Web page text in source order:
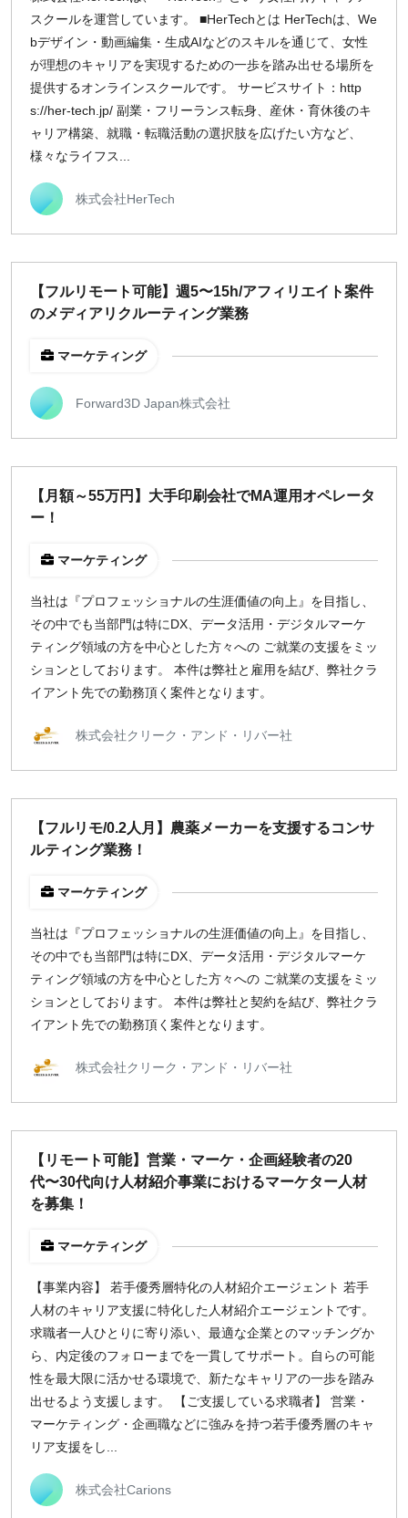
京都
福岡
募集状況
募集中のみ表示
時給
1,500 円 以上
指定なし 検索
スクールを運営しています。 ■HerTechとは HerTechは、We
bデザイン・動画編集・生成AIなどのスキルを通じて、女性
が理想のキャリアを実現するための一歩を踏み出せる場所を
提供するオンラインスクールです。 サービスサイト：http
s://her-tech.jp/ 副業・フリーランス転身、産休・育休後のキ
ャリア構築、就職・転職活動の選択肢を広げたい方など、
様々なライフス...
株式会社HerTech
【フルリモート可能】週5〜15h/アフィリエイト案件
のメディアリクルーティング業務
マーケティング
Forward3D Japan株式会社
【月額～55万円】大手印刷会社でMA運用オペレータ
ー！
マーケティング
当社は『プロフェッショナルの生涯価値の向上』を目指し、
その中でも当部門は特にDX、データ活用・デジタルマーケ
ティング領域の方を中心とした方々への ご就業の支援をミッ
ションとしております。 本件は弊社と雇用を結び、弊社クラ
イアント先での勤務頂く案件となります。
株式会社クリーク・アンド・リバー社
【フルリモ/0.2人月】農薬メーカーを支援するコンサ
ルティング業務！
マーケティング
当社は『プロフェッショナルの生涯価値の向上』を目指し、
その中でも当部門は特にDX、データ活用・デジタルマーケ
ティング領域の方を中心とした方々への ご就業の支援をミッ
ションとしております。 本件は弊社と契約を結び、弊社クラ
イアント先での勤務頂く案件となります。
株式会社クリーク・アンド・リバー社
【リモート可能】営業・マーケ・企画経験者の20
代〜30代向け人材紹介事業におけるマーケター人材
を募集！
マーケティング
【事業内容】 若手優秀層特化の人材紹介エージェント 若手
人材のキャリア支援に特化した人材紹介エージェントです。
求職者一人ひとりに寄り添い、最適な企業とのマッチングか
ら、内定後のフォローまでを一貫してサポート。自らの可能
性を最大限に活かせる環境で、新たなキャリアの一歩を踏み
出せるよう支援します。 【ご支援している求職者】 営業・
マーケティング・企画職などに強みを持つ若手優秀層のキャ
リア支援をし...
株式会社Carions